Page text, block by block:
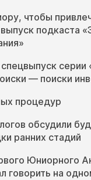
чтобы
подкаста
— поиски
процедур
обсудили
ранних стадий
Юниорного
говорить на